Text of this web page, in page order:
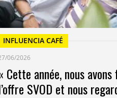
INFLUENCIA CAFÉ
06/2026
Cette année, nous
SVOD et nous